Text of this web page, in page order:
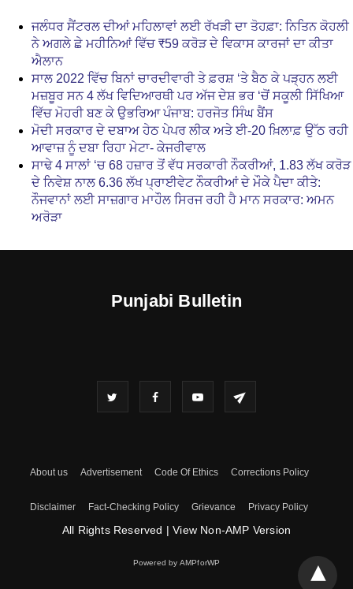
ਜਲੰਧਰ ਸੈਂਟਰਲ ਦੀਆਂ ਮਹਿਲਾਵਾਂ ਲਈ ਰੱਖੜੀ ਦਾ ਤੋਹਫ਼ਾ: ਨਿਤਿਨ ਕੋਹਲੀ
ਨੇ ਅਗਲੇ ਛੇ ਮਹੀਨਿਆਂ ਵਿੱਚ ₹59 ਕਰੋੜ ਦੇ ਵਿਕਾਸ ਕਾਰਜਾਂ ਦਾ ਕੀਤਾ
ਐਲਾਨ
ਸਾਲ 2022 ਵਿੱਚ ਬਿਨਾਂ ਚਾਰਦੀਵਾਰੀ ਤੇ ਫ਼ਰਸ਼ ‘ਤੇ ਬੈਠ ਕੇ ਪੜ੍ਹਨ ਲਈ
ਮਜ਼ਬੂਰ ਸਨ 4 ਲੱਖ ਵਿਦਿਆਰਥੀ ਪਰ ਅੱਜ ਦੇਸ਼ ਭਰ ‘ਚੋਂ ਸਕੂਲੀ ਸਿੱਖਿਆ
ਵਿੱਚ ਮੋਹਰੀ ਬਣ ਕੇ ਉਭਰਿਆ ਪੰਜਾਬ: ਹਰਜੋਤ ਸਿੰਘ ਬੈਂਸ
ਮੋਦੀ ਸਰਕਾਰ ਦੇ ਦਬਾਅ ਹੇਠ ਪੇਪਰ ਲੀਕ ਅਤੇ ਈ-20 ਖ਼ਿਲਾਫ਼ ਉੱਠ ਰਹੀ
ਆਵਾਜ਼ ਨੂੰ ਦਬਾ ਰਿਹਾ ਮੇਟਾ- ਕੇਜਰੀਵਾਲ
ਸਾਢੇ 4 ਸਾਲਾਂ ‘ਚ 68 ਹਜ਼ਾਰ ਤੋਂ ਵੱਧ ਸਰਕਾਰੀ ਨੌਕਰੀਆਂ, 1.83 ਲੱਖ ਕਰੋੜ
ਦੇ ਨਿਵੇਸ਼ ਨਾਲ 6.36 ਲੱਖ ਪ੍ਰਾਈਵੇਟ ਨੌਕਰੀਆਂ ਦੇ ਮੌਕੇ ਪੈਦਾ ਕੀਤੇ:
ਨੌਜਵਾਨਾਂ ਲਈ ਸਾਜ਼ਗਾਰ ਮਾਹੌਲ ਸਿਰਜ ਰਹੀ ਹੈ ਮਾਨ ਸਰਕਾਰ: ਅਮਨ
ਅਰੋੜਾ
Punjabi Bulletin
About us Advertisement Code Of Ethics Corrections Policy
Disclaimer Fact-Checking Policy Grievance Privacy Policy
All Rights Reserved | View Non-AMP Version
Powered by AMPforWP